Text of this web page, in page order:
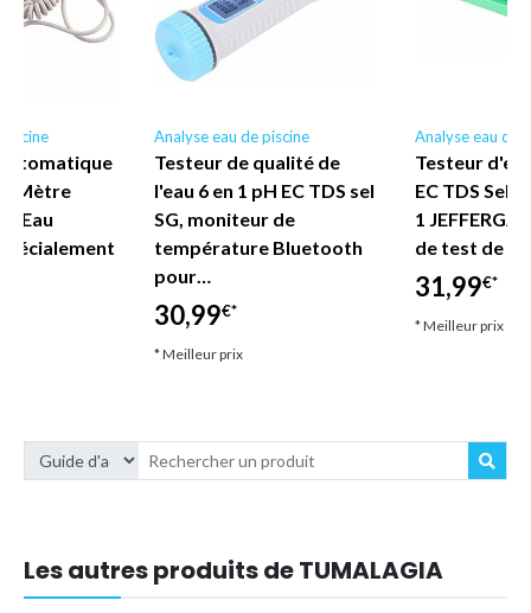
Mètre
l'Eau
Analyse eau de piscine
Testeur de qualité de
l'eau 6 en 1 pH EC TDS sel
SG, moniteur de
température Bluetooth
pour…
30,99€*
* Meilleur prix
Analyse eau de
Testeur
EC TDS Sel
1
de test de
31,99€*
* Meilleur prix
Les autres produits de TUMALAGIA